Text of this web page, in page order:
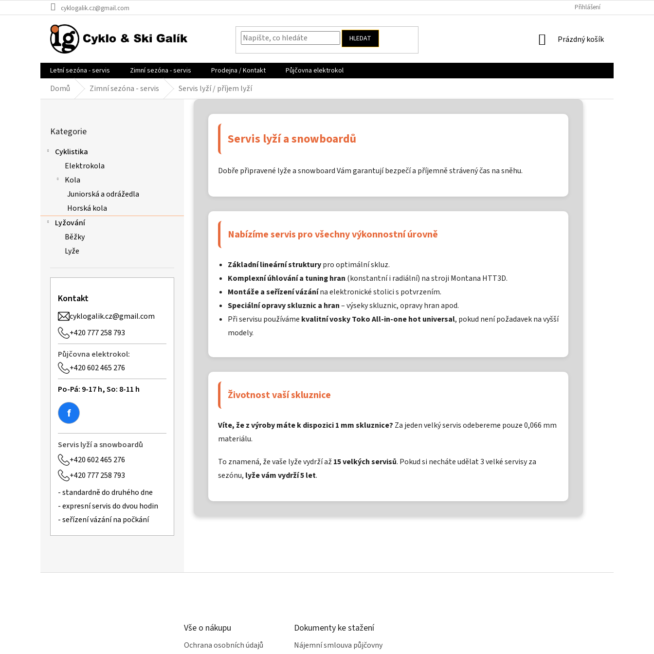
na
cyklogalik.cz@gmail.com Přihlášení
HLEDAT
NÁKUPNÍ
Prázdný košík
Letní sezóna - servis Zimní sezóna - servis Prodejna / Kontakt Půjčovna elektrokol
Domů Zimní sezóna - servis Servis lyží / příjem lyží
kategorie
Kategorie
Cyklistika
Elektrokola
Kola
Juniorská a odrážedla
Horská kola
Lyžování
Běžky
Lyže
Kontakt
cyklogalik.cz@gmail.com
+420 777 258 793
Půjčovna elektrokol:
+420 602 465 276
Po-Pá: 9-17 h, So: 8-11 h
f
Servis lyží a snowboardů
+420 602 465 276
+420 777 258 793
- standardně do druhého dne
- expresní servis do dvou hodin
- seřízení vázání na počkání
Servis lyží a snowboardů
Dobře připravené lyže a snowboard Vám garantují bezpečí a příjemně strávený čas na sněhu.
Nabízíme servis pro všechny výkonnostní úrovně
Základní lineární strukturypro optimální skluz.
Komplexní úhlování a tuning hran (konstantní i radiální) na stroji Montana HTT3D.
Montáže a seřízení vázánína elektronické stolici s potvrzením.
Speciální opravy skluznic a hran– výseky skluznic, opravy hran apod.
Při servisu používáme kvalitní vosky Toko All-in-one hot universal, pokud není požadavek na vyšší
modely.
Životnost vaší skluznice
Víte, že z výroby máte k dispozici 1 mm skluznice? Za jeden velký servis odebereme pouze 0,066 mm
materiálu.
To znamená, že vaše lyže vydrží až 15 velkých servisů. Pokud si necháte udělat 3 velké servisy za
sezónu, lyže vám vydrží 5 let.
Vše o nákupu
Ochrana osobních údajů
Dokumenty ke stažení
Nájemní smlouva půjčovny